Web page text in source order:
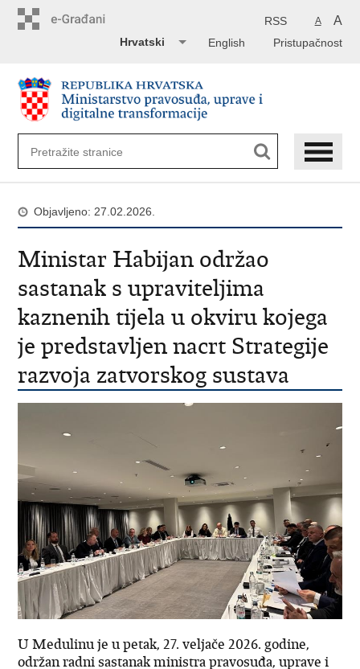
A A
RSS
Pristupačnost
English
Hrvatski
Objavljeno: 27.02.2026.
Ministar Habijan održao
sastanak s upraviteljima
kaznenih tijela u okviru kojega
je predstavljen nacrt Strategije
razvoja zatvorskog sustava
U Medulinu je u petak, 27. veljače 2026. godine,
održan radni sastanak ministra pravosuđa, uprave i